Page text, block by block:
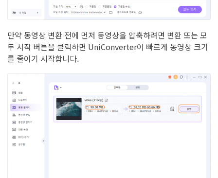
만약 동영상 변환 전에 먼저 동영상을 압축하려면 변환 또는 모
두 시작 버튼을 클릭하면 UniConverter이 빠르게 동영상 크기
를 줄이기 시작합니다.